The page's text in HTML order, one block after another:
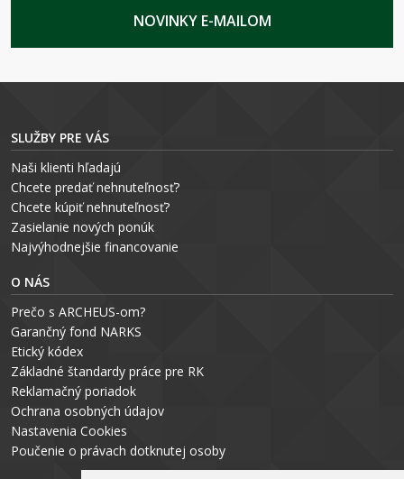
NOVINKY E-MAILOM
SLUŽBY PRE VÁS
Naši klienti hľadajú
Chcete predať nehnuteľnosť?
Chcete kúpiť nehnuteľnosť?
Zasielanie nových ponúk
Najvýhodnejšie financovanie
O NÁS
Prečo s ARCHEUS-om?
Garančný fond NARKS
Etický kódex
Základné štandardy práce pre RK
Reklamačný poriadok
Ochrana osobných údajov
Nastavenia Cookies
Poučenie o právach dotknutej osoby